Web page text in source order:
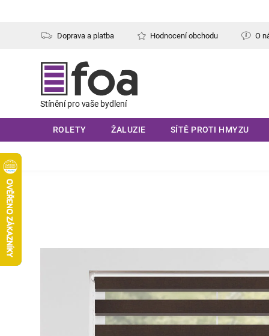
Doprava a platba Hodnocení obchodu O
ROLETY ŽALUZIE SÍTĚ PROTI HMYZU